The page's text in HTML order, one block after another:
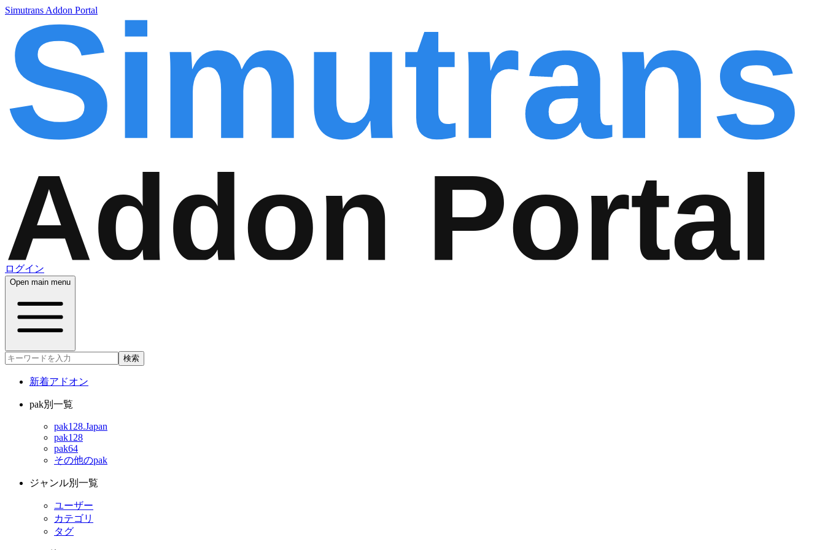
Simutrans Addon Portal
ログイン
Open main menu
検索
新着アドオン
pak別一覧
pak128.Japan
pak128
pak64
その他のpak
ジャンル別一覧
ユーザー
カテゴリ
タグ